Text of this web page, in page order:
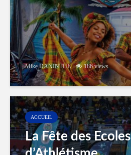
Mike DANINTHE 186 views
ACCUEIL
La Fête des Ecoles